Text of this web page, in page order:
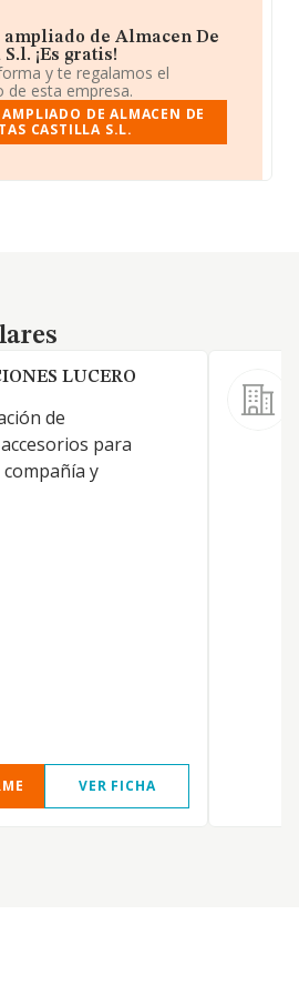
de Almacen De
¡Es gratis!
y te regalamos el
de esta empresa.
DE ALMACEN DE
CASTILLA S.L.
LUCERO
de
para
y
VER FICHA